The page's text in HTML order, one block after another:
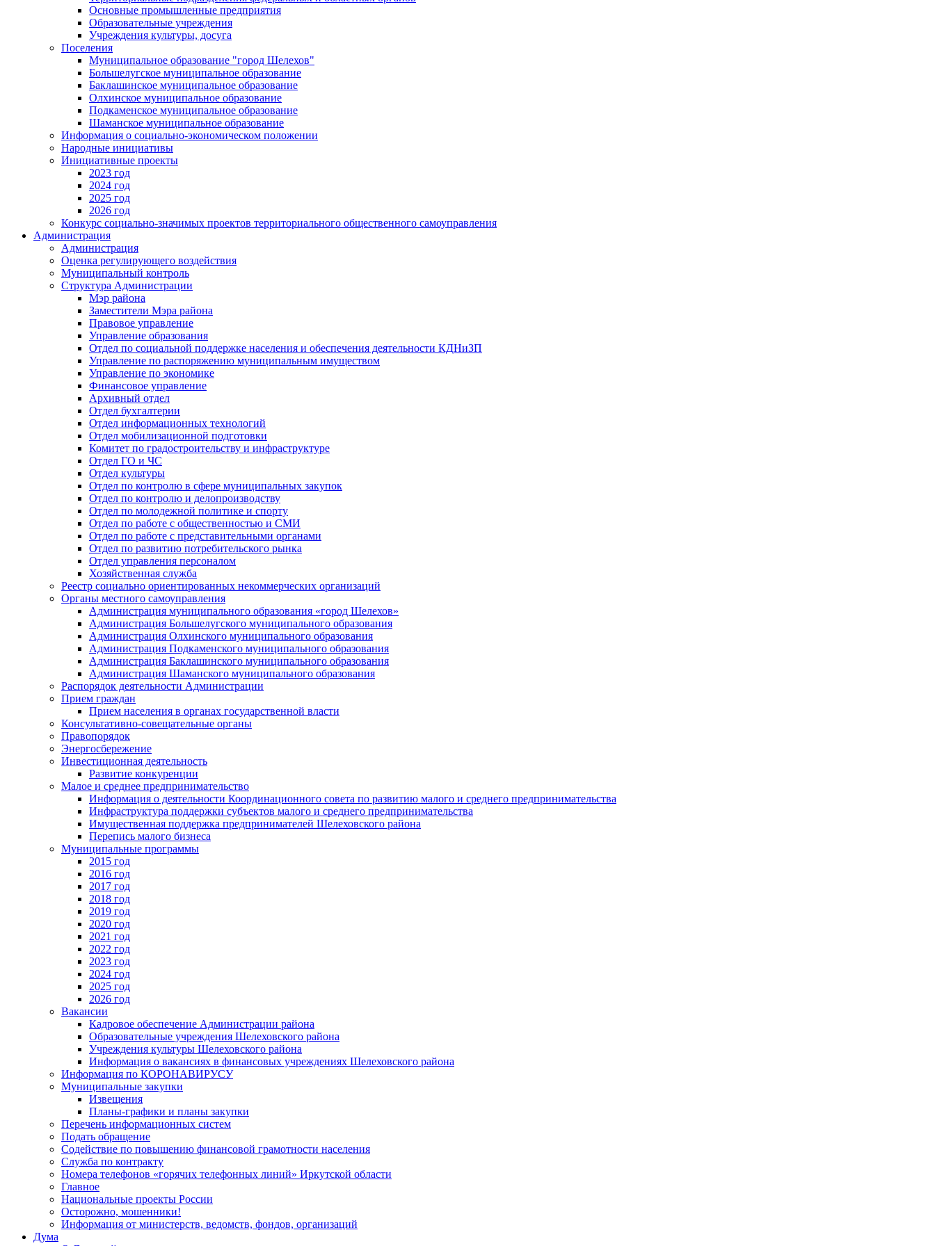
Основные промышленные предприятия
Образовательные учреждения
Учреждения культуры, досуга
Поселения
Муниципальное образование "город Шелехов"
Большелугское муниципальное образование
Баклашинское муниципальное образование
Олхинское муниципальное образование
Подкаменское муниципальное образование
Шаманское муниципальное образование
Информация о социально-экономическом положении
Народные инициативы
Инициативные проекты
2023 год
2024 год
2025 год
2026 год
Конкурс социально-значимых проектов территориального общественного самоуправления
Администрация
Администрация
Оценка регулирующего воздействия
Муниципальный контроль
Структура Администрации
Мэр района
Заместители Мэра района
Правовое управление
Управление образования
Отдел по социальной поддержке населения и обеспечения деятельности КДНиЗП
Управление по распоряжению муниципальным имуществом
Управление по экономике
Финансовое управление
Архивный отдел
Отдел бухгалтерии
Отдел информационных технологий
Отдел мобилизационной подготовки
Комитет по градостроительству и инфраструктуре
Отдел ГО и ЧС
Отдел культуры
Отдел по контролю в сфере муниципальных закупок
Отдел по контролю и делопроизводству
Отдел по молодежной политике и спорту
Отдел по работе с общественностью и СМИ
Отдел по работе с представительными органами
Отдел по развитию потребительского рынка
Отдел управления персоналом
Хозяйственная служба
Реестр социально ориентированных некоммерческих организаций
Органы местного самоуправления
Администрация муниципального образования «город Шелехов»
Администрация Большелугского муниципального образования
Администрация Олхинского муниципального образования
Администрация Подкаменского муниципального образования
Администрация Баклашинского муниципального образования
Администрация Шаманского муниципального образования
Распорядок деятельности Администрации
Прием граждан
Прием населения в органах государственной власти
Консультативно-совещательные органы
Правопорядок
Энергосбережение
Инвестиционная деятельность
Развитие конкуренции
Малое и среднее предпринимательство
Информация о деятельности Координационного совета по развитию малого и среднего предпринимательства
Инфраструктура поддержки субъектов малого и среднего предпринимательства
Имущественная поддержка предпринимателей Шелеховского района
Перепись малого бизнеса
Муниципальные программы
2015 год
2016 год
2017 год
2018 год
2019 год
2020 год
2021 год
2022 год
2023 год
2024 год
2025 год
2026 год
Вакансии
Кадровое обеспечение Администрации района
Образовательные учреждения Шелеховского района
Учреждения культуры Шелеховского района
Информация о вакансиях в финансовых учреждениях Шелеховского района
Информация по КОРОНАВИРУСУ
Муниципальные закупки
Извещения
Планы-графики и планы закупки
Перечень информационных систем
Подать обращение
Содействие по повышению финансовой грамотности населения
Служба по контракту
Номера телефонов «горячих телефонных линий» Иркутской области
Главное
Национальные проекты России
Осторожно, мошенники!
Информация от министерств, ведомств, фондов, организаций
Дума